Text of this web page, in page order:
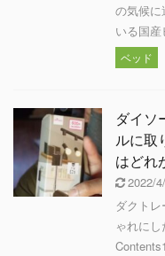
の気候に
いる国
ベッド
ダイソ
ルに取
はどれ
2022/
ダクト
ゃれに